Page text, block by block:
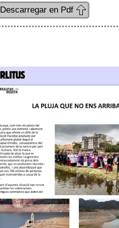
Descarregar en Pdf